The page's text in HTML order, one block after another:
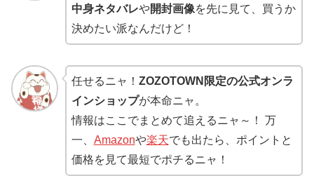
中身ネタバレや開封画像を先に見て、買うか
決めたい派なんだけど！
任せるニャ！ ZOZOTOWN限定の公式オンラ
インショップが本命ニャ。
情報はここでまとめて追えるニャ～！ 万
一、 Amazonや楽天でも出たら、ポイントと
価格を見て最短でポチるニャ！